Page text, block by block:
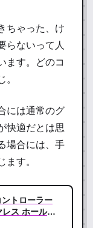
ちゃった、け
らないって人
ます。どのコ
。
には通常のグ
快適だとは思
場合には、手
ます。
トローラー
ス ホールス
ジャイロ 振